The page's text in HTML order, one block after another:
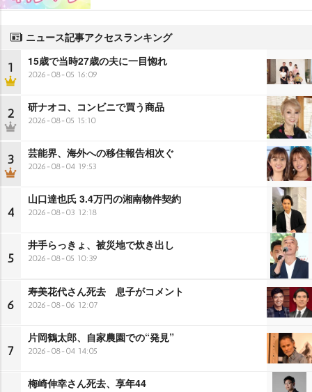
ニュース記事アクセスランキング
1 15歳で当時27歳の夫に一目惚れ
2026-08-05 16:09
2 研ナオコ、コンビニで買う商品
2026-08-05 15:10
3 芸能界、海外への移住報告相次ぐ
2026-08-04 19:53
4
山口達也氏 3.4万円の湘南物件契約
2026-08-03 12:18
5
井手らっきょ、被災地で炊き出し
2026-08-05 10:39
6
寿美花代さん死去 息子がコメント
2026-08-06 12:07
7
片岡鶴太郎、自家農園での“発見”
2026-08-04 14:05
梅崎伸幸さん死去、享年44